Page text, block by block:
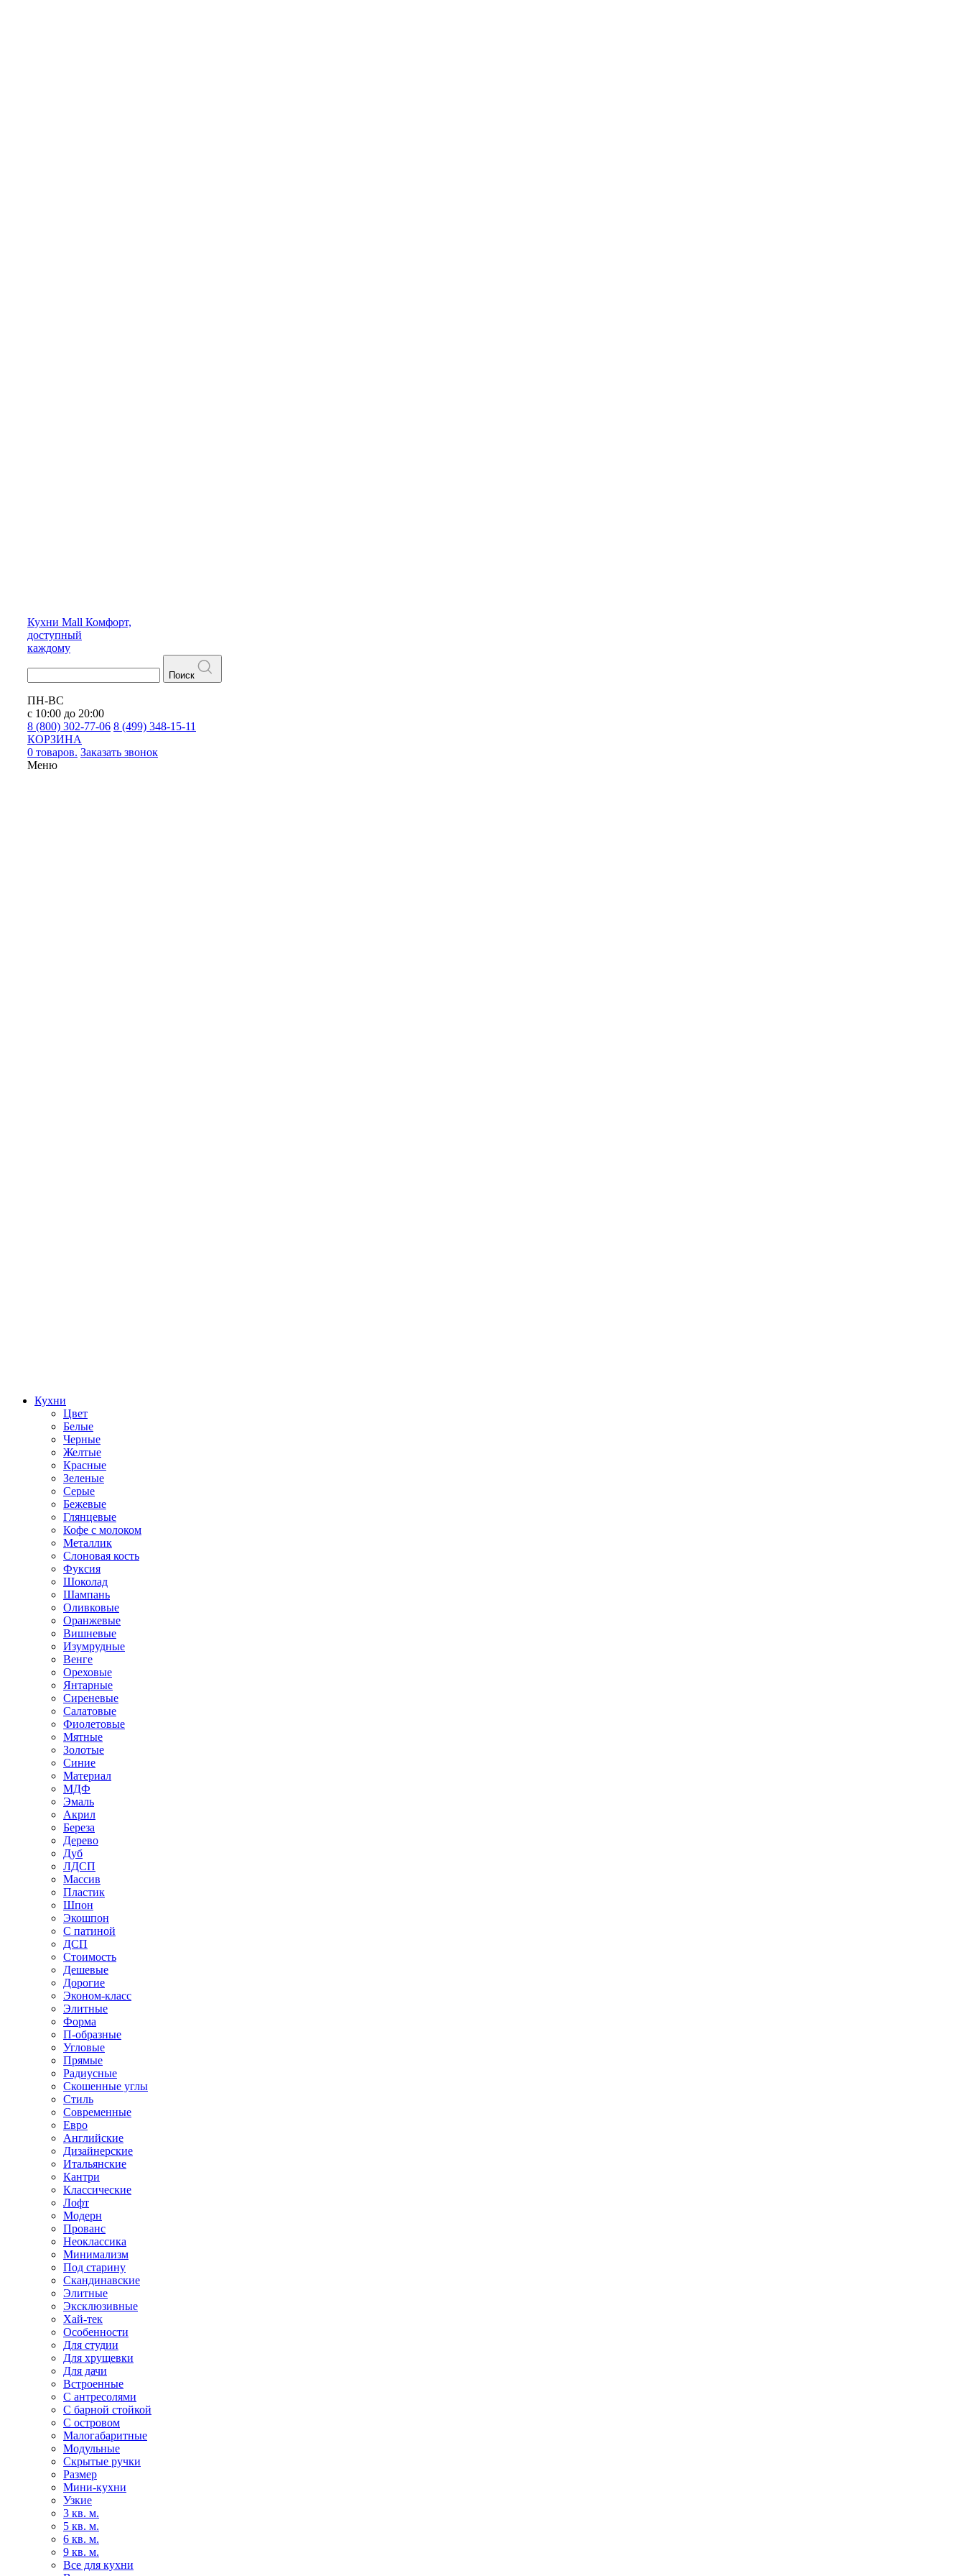
Кухни Mall Комфорт,
доступный
каждому
Поиск
ПН-ВС
с 10:00 до 20:00
8 (800) 302-77-06 8 (499) 348-15-11
КОРЗИНА
0 товаров. Заказать звонок
Меню
Кухни
Цвет
Белые
Черные
Желтые
Красные
Зеленые
Серые
Бежевые
Глянцевые
Кофе с молоком
Металлик
Слоновая кость
Фуксия
Шоколад
Шампань
Оливковые
Оранжевые
Вишневые
Изумрудные
Венге
Ореховые
Янтарные
Сиреневые
Салатовые
Фиолетовые
Мятные
Золотые
Синие
Материал
МДФ
Эмаль
Акрил
Береза
Дерево
Дуб
ЛДСП
Массив
Пластик
Шпон
Экошпон
С патиной
ДСП
Стоимость
Дешевые
Дорогие
Эконом-класс
Элитные
Форма
П-образные
Угловые
Прямые
Радиусные
Скошенные углы
Стиль
Современные
Евро
Английские
Дизайнерские
Итальянские
Кантри
Классические
Лофт
Модерн
Прованс
Неоклассика
Минимализм
Под старину
Скандинавские
Элитные
Эксклюзивные
Хай-тек
Особенности
Для студии
Для хрущевки
Для дачи
Встроенные
С антресолями
С барной стойкой
С островом
Малогабаритные
Модульные
Скрытые ручки
Размер
Мини-кухни
Узкие
3 кв. м.
5 кв. м.
6 кв. м.
9 кв. м.
Все для кухни